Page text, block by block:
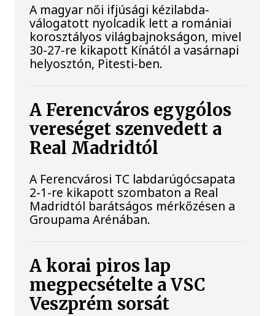
A magyar női ifjúsági kézilabda-
válogatott nyolcadik lett a romániai
korosztályos világbajnokságon, mivel
30-27-re kikapott Kínától a vasárnapi
helyosztón, Pitesti-ben.
A Ferencváros egygólos
vereséget szenvedett a
Real Madridtól
A Ferencvárosi TC labdarúgócsapata
2-1-re kikapott szombaton a Real
Madridtól barátságos mérkőzésen a
Groupama Arénában.
A korai piros lap
megpecsételte a VSC
Veszprém sorsát